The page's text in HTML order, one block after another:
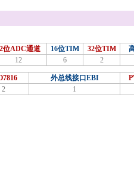
位ADC通道 16位TIM 32位TIM
12 6 2
外总线接口EBI
2 1